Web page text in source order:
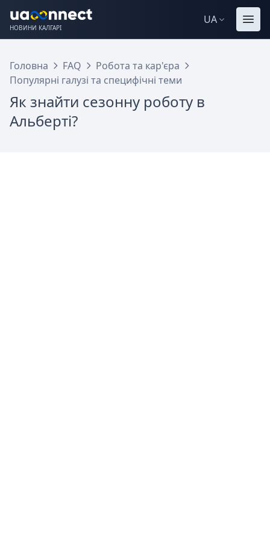
НОВИНИ КАЛГАРІ
UA
Головна FAQ
Робота та кар'єра
Популярні галузі та специфічні теми
Як знайти сезонну роботу в
Альберті?